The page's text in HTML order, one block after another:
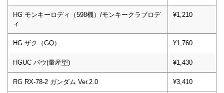
HG モンキーロディ（598機）/モンキークラブロデ
ィ
¥1,210
HG ザク（GQ） ¥1,760
HGUC バウ(量産型) ¥1,430
RG RX-78-2 ガンダム Ver.2.0 ¥3,410